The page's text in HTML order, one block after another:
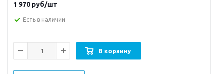
1 970 руб/шт
Есть в наличии
В корзину